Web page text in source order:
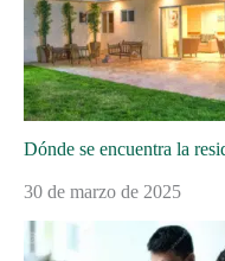
Dónde se encuentra la
30 de marzo de 2025